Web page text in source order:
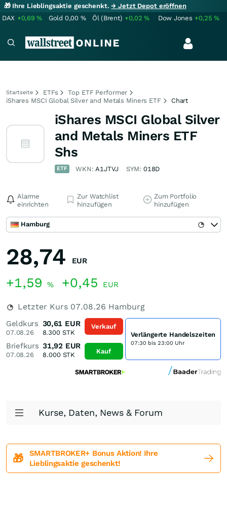
🎁 Ihre Lieblingsaktie geschenkt.→ Jetzt Depot eröffnen
DAX +0,69% Gold 0,00 % Öl (Brent) +0,02% Dow Jones +0,25%
Startseite ETFs
Top ETF Performer
iShares MSCI Global Silver and Metals Miners ETF
Chart
iShares MSCI Global Silver
and Metals Miners ETF
Shs
ETF WKN:A1JTVJ SYM: 018D
Alarme
einrichten
Zur Watchlist
hinzufügen
Zum Portfolio
hinzufügen
Hamburg
28,74 EUR
+1,59 % +0,45 EUR
Letzter Kurs 07.08.26 Hamburg
Geldkurs
07.08.26
30,61 EUR
8.300STK
Briefkurs
07.08.26
31,92 EUR
8.000STK
Verkauf
Kauf
Verlängerte Handelszeiten
07:30 bis 23:00 Uhr
Kurse, Daten, News & Forum
🎁
SMARTBROKER+ Bonus Aktion! Ihre
Lieblingsaktie geschenkt!